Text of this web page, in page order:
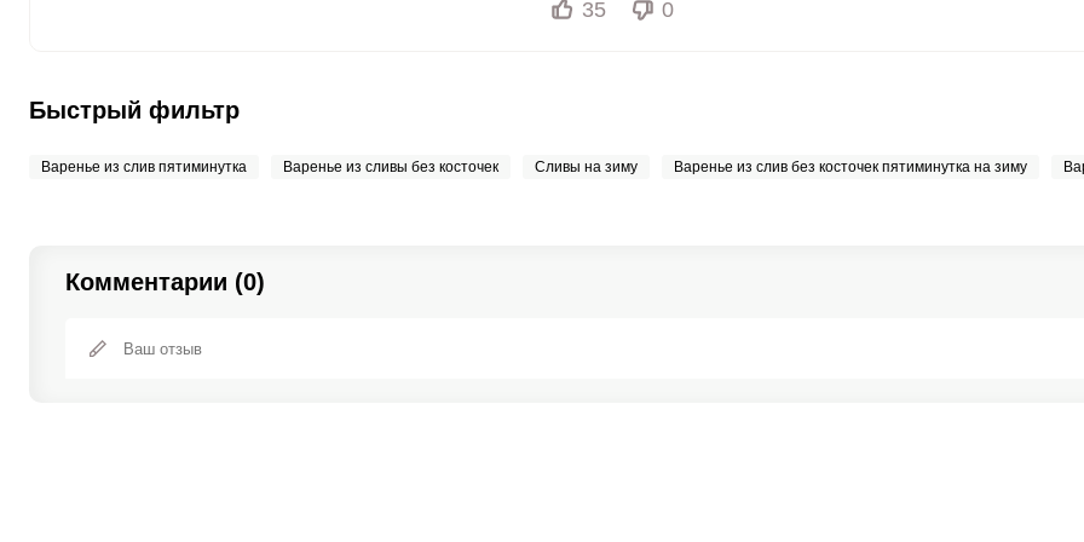
35 0
Быстрый фильтр
Варенье из слив пятиминутка Варенье из сливы без косточек Сливы на зиму Варенье из слив без косточек пятиминутка на зиму
Комментарии (0)